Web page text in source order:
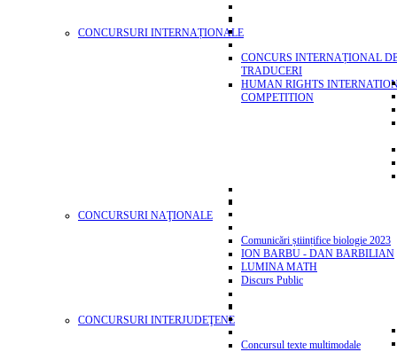
CONCURSURI INTERNAȚIONALE
CONCURS INTERNAȚIONAL
TRADUCERI
HUMAN RIGHTS
COMPETITION
CONCURSURI NAŢIONALE
Comunicări științifice biologie 2023
ION BARBU - DAN BARBILIAN
LUMINA MATH
Discurs Public
CONCURSURI INTERJUDEŢENE
Concursul texte multimodale